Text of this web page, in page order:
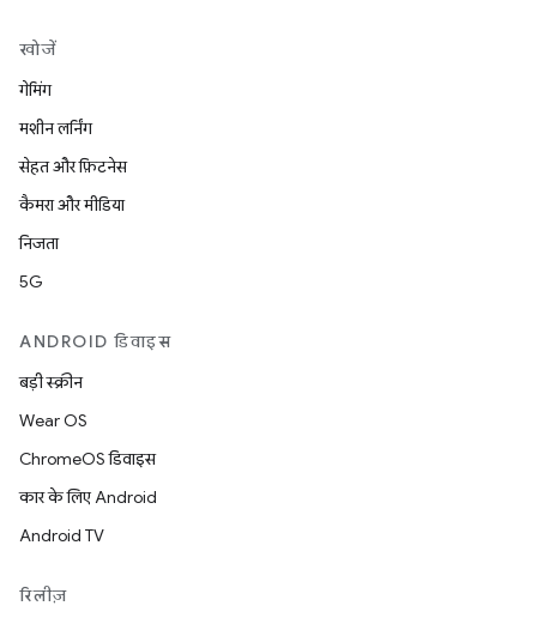
खोजें
गेमिंग
मशीन लर्निंग
सेहत और फ़िटनेस
कैमरा और मीडिया
निजता
5G
ANDROID डिवाइस
बड़ी स्क्रीन
Wear OS
ChromeOS डिवाइस
कार के लिए Android
Android TV
रिलीज़